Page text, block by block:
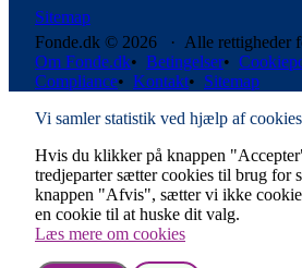
Sitemap
Fonde.dk © 2026 · Alle rettigheder
Om Fonde.dk• Betingelser•
Compliance• Kontakt• Sitemap
Vi samler statistik ved hjælp af
Hvis du klikker på knappen
tredjeparter sætter cookies til brug for
knappen "Afvis", sætter vi ikke
en cookie til at huske dit valg.
Læs mere om cookies